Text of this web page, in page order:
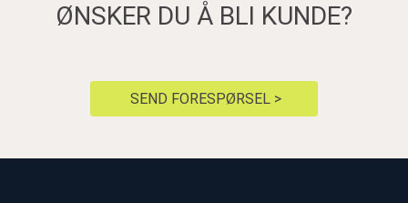
ØNSKER DU Å BLI KUNDE?
SEND FORESPØRSEL >